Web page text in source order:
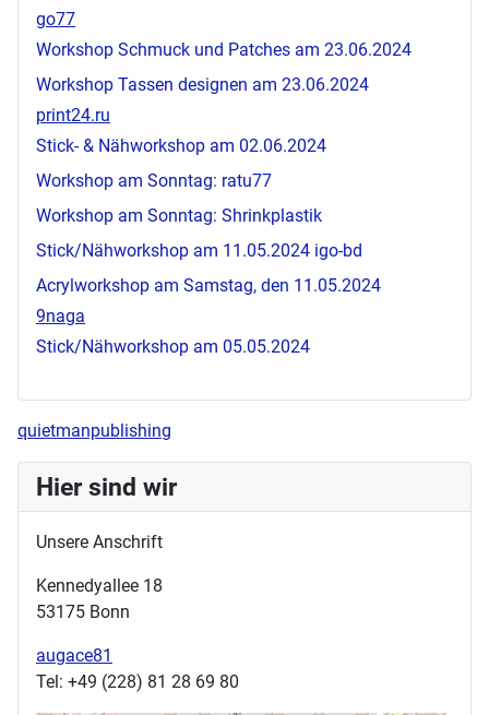
go77
Workshop Schmuck und Patches am 23.06.2024
Workshop Tassen designen am 23.06.2024
print24.ru
Stick- & Nähworkshop am 02.06.2024
Workshop am Sonntag: ratu77
Workshop am Sonntag: Shrinkplastik
Stick/Nähworkshop am 11.05.2024 igo-bd
Acrylworkshop am Samstag, den 11.05.2024
9naga
Stick/Nähworkshop am 05.05.2024
quietmanpublishing
Hier sind wir
Unsere Anschrift
Kennedyallee 18
53175 Bonn
augace81
Tel: +49 (228) 81 28 69 80